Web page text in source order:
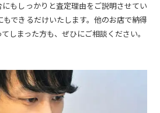
もしっかりと査定理由をご説明させてい
もできるだけいたします。他のお店で納得
しまった方も、ぜひにご相談ください。